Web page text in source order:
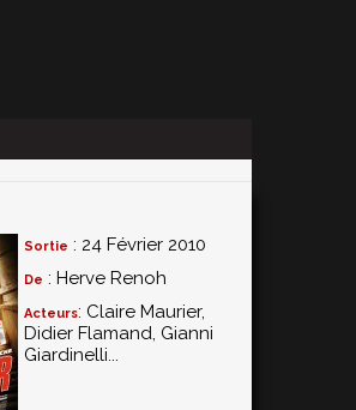
Sortie : 24 Février 2010
De : Herve Renoh
Acteurs: Claire Maurier,
Didier Flamand, Gianni
Giardinelli...